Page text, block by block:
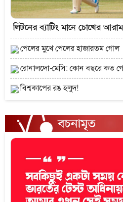
লিটনের ব্যাটিং মানে চোখের
পেলের মুখে পেলের হাজারতম গোল
রোনালদো-মেসি: কোন বছরে কত
বিশ্বকাপের রঙ হলুদ!